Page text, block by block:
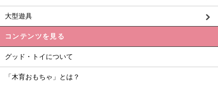
大型遊具
コンテンツを見る
グッド・トイについて
「木育おもちゃ」とは？